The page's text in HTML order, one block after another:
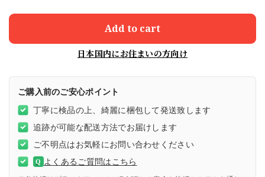
Add to cart
日本国内にお住まいの方向け
ご購入前のご安心ポイント
丁寧に検品の上、綺麗に梱包して発送致します
追跡が可能な配送方法でお届けします
ご不明点はお気軽にお問い合わせください
Q よくあるご質問はこちら